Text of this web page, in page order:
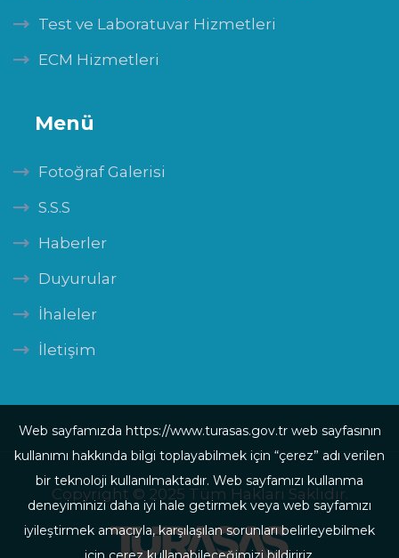
Test ve Laboratuvar Hizmetleri
ECM Hizmetleri
Menü
Fotoğraf Galerisi
S.S.S
Haberler
Duyurular
İhaleler
İletişim
Copyright © 2025 Tüm Hakları Saklıdır.
Web sayfamızda https://www.turasas.gov.tr web sayfasının
kullanımı hakkında bilgi toplayabilmek için “çerez” adı verilen
bir teknoloji kullanılmaktadır. Web sayfamızı kullanma
deneyiminizi daha iyi hale getirmek veya web sayfamızı
iyileştirmek amacıyla, karşılaşılan sorunları belirleyebilmek